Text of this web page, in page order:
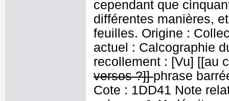
cependant que
différentes manières,
feuilles. Origine :
actuel : Calcographie
recollement : [Vu] [[au
versos ?]]phrase
Cote : 1DD41 Note